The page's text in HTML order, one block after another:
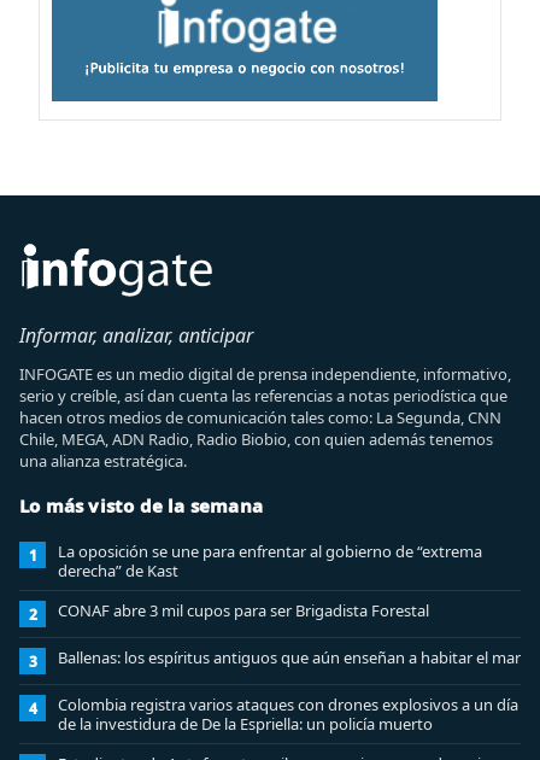
Informar, analizar, anticipar
INFOGATE es un medio digital de prensa independiente, informativo,
serio y creíble, así dan cuenta las referencias a notas periodística que
hacen otros medios de comunicación tales como: La Segunda, CNN
Chile, MEGA, ADN Radio, Radio Biobio, con quien además tenemos
una alianza estratégica.
Lo más visto de la semana
1
La oposición se une para enfrentar al gobierno de “extrema
derecha” de Kast
2 CONAF abre 3 mil cupos para ser Brigadista Forestal
3 Ballenas: los espíritus antiguos que aún enseñan a habitar el mar
4
Colombia registra varios ataques con drones explosivos a un día
de la investidura de De la Espriella: un policía muerto